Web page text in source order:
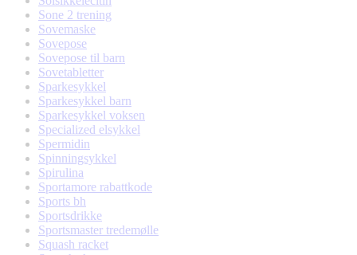
Sone 2 trening
Sovemaske
Sovepose
Sovepose til barn
Sovetabletter
Sparkesykkel
Sparkesykkel barn
Sparkesykkel voksen
Specialized elsykkel
Spermidin
Spinningsykkel
Spirulina
Sportamore rabattkode
Sports bh
Sportsdrikke
Sportsmaster tredemølle
Squash racket